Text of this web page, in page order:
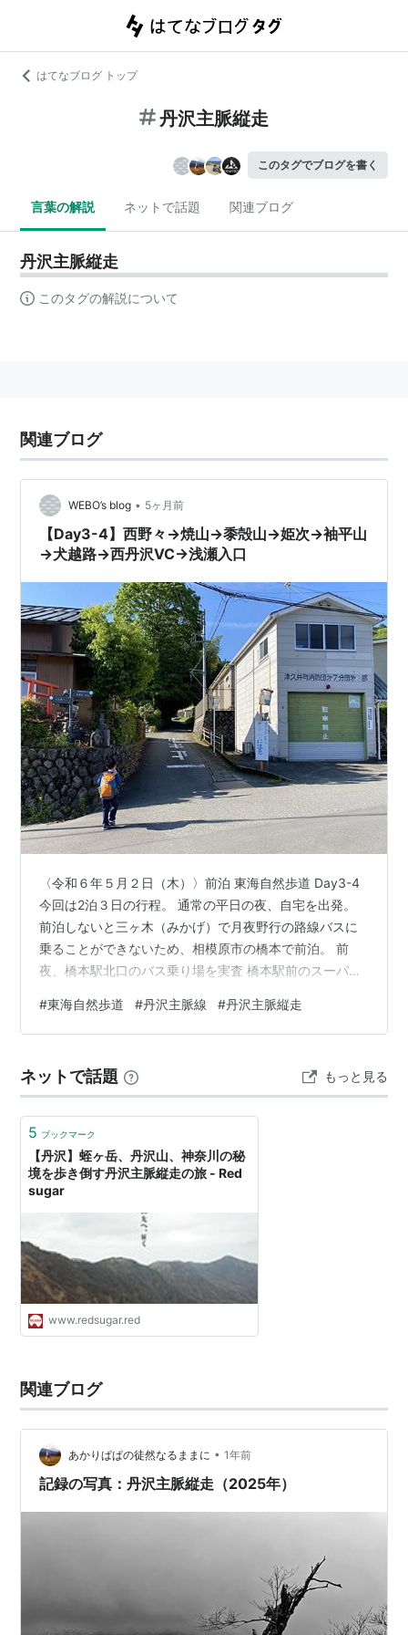
はてなブログ トップ
丹沢主脈縦走
このタグでブログを書く
言葉の解説 ネットで話題 関連ブログ
丹沢主脈縦走
このタグの解説について
関連ブログ
WEBO’s blog • 5ヶ月前
【Day3-4】西野々→焼山→黍殻山→姫次→袖平山
→犬越路→西丹沢VC→浅瀬入口
〈令和６年５月２日（木）〉前泊 東海自然歩道 Day3-4
今回は2泊３日の行程。 通常の平日の夜、自宅を出発。
前泊しないと三ヶ木（みかげ）で月夜野行の路線バスに
乗ることができないため、相模原市の橋本で前泊。 前
夜、橋本駅北口のバス乗り場を実査 橋本駅前のスーパー
山塊の中でも幹線とも言える「丹沢主稜」の一部を西進
する。この区間は、丹沢山塊の中では、大山、表尾根、
沢」とも呼ばれる。 東海自然歩道のこの区間について
は、歩道ではなくガチの登山道と考えるべきであると思
う。 〈令和６年５月３日（金）〉DA…
#東海自然歩道 #丹沢主脈線 #丹沢主脈縦走
ネットで話題 もっと見る
5 ブックマーク
【丹沢】蛭ヶ岳、丹沢山、神奈川の秘
境を歩き倒す丹沢主脈縦走の旅 - Red
sugar
www.redsugar.red
関連ブログ
あかりぱぱの徒然なるままに • 1年前
記録の写真：丹沢主脈縦走（2025年）